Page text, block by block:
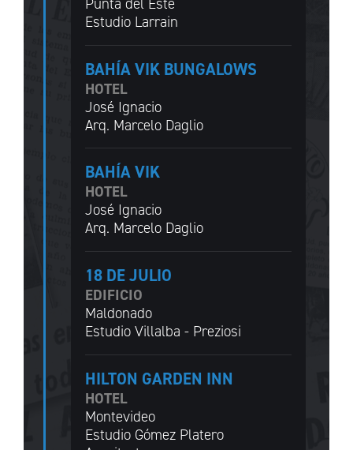
Estudio Larrain
BAHÍA VIK BUNGALOWS
HOTEL
José Ignacio
Arq. Marcelo Daglio
BAHÍA VIK
HOTEL
José Ignacio
Arq. Marcelo Daglio
18 DE JULIO
EDIFICIO
Maldonado
Estudio Villalba - Preziosi
HILTON GARDEN INN
HOTEL
Montevideo
Estudio Gómez Platero